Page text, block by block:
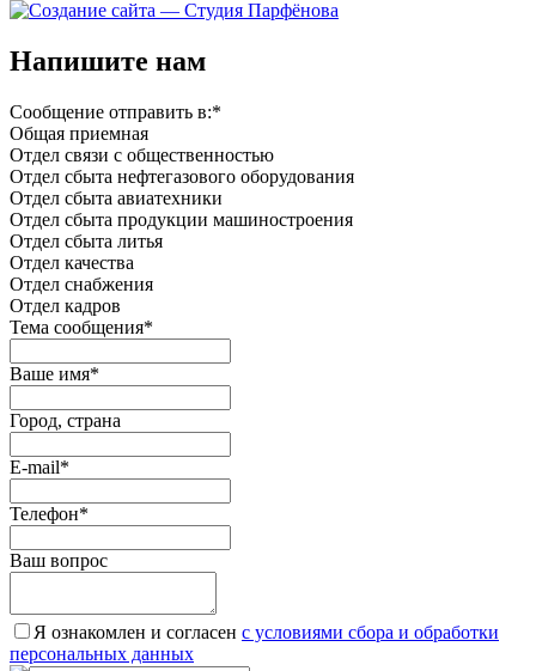
Напишите нам
Сообщение отправить в:*
Общая приемная
Отдел связи с общественностью
Oтдел сбыта нефтегазового оборудования
Отдел сбыта авиатехники
Отдел сбыта продукции машиностроения
Отдел сбыта литья
Отдел качества
Oтдел снабжения
Отдел кадров
Тема сообщения*
Ваше имя*
Город, страна
E-mail*
Телефон*
Ваш вопрос
Я ознакомлен и согласен c условиями сбора и обработки
персональных данных